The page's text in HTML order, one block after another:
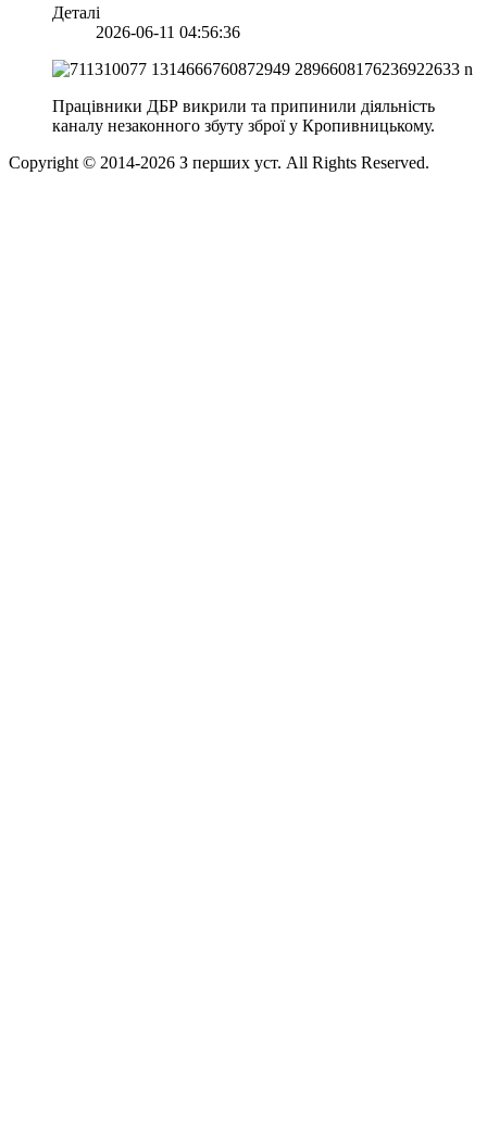
Деталі
2026-06-11 04:56:36
Працівники ДБР викрили та припинили діяльність
каналу незаконного збуту зброї у Кропивницькому.
Copyright © 2014-2026 З перших уст. All Rights Reserved.